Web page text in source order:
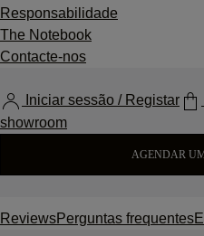
Responsabilidade
The Notebook
Contacte-nos
Iniciar sessão / Registar
showroom
AGENDAR
ReviewsPerguntas frequentes